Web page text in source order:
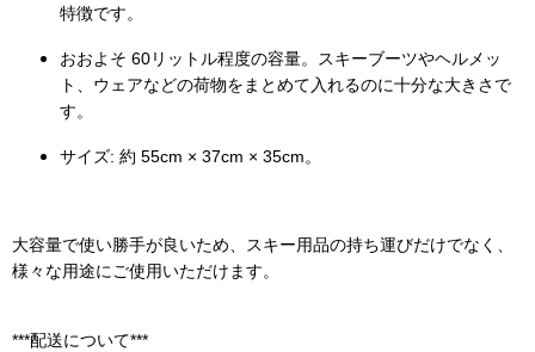
特徴です。
おおよそ 60リットル程度の容量。スキーブーツやヘルメッ
ト、ウェアなどの荷物をまとめて入れるのに十分な大きさで
す。
サイズ: 約 55cm × 37cm × 35cm。
大容量で使い勝手が良いため、スキー用品の持ち運びだけでなく、
様々な用途にご使用いただけます。
***配送について***